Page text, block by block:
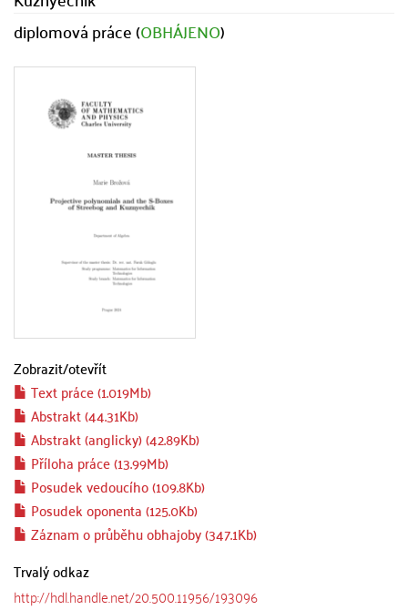
diplomová práce (OBHÁJENO)
Zobrazit/otevřít
Text práce (1.019Mb)
Abstrakt (44.31Kb)
Abstrakt (anglicky) (42.89Kb)
Příloha práce (13.99Mb)
Posudek vedoucího (109.8Kb)
Posudek oponenta (125.0Kb)
Záznam o průběhu obhajoby (347.1Kb)
Trvalý odkaz
http://hdl.handle.net/20.500.11956/193096